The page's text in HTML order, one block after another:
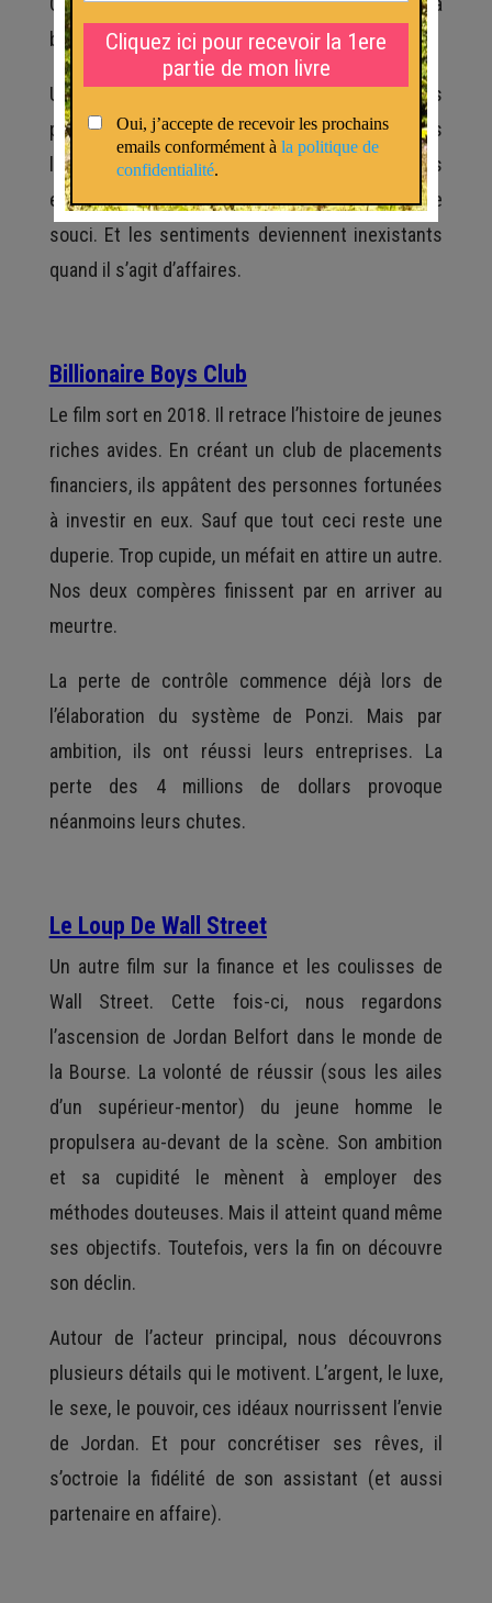
bourse de Wall Street.
Un détail jugé insignifiant peut finir en gros
problème sur les bras. Si nous restons dans
l’esprit de l’investisseur, nous devons toujours
essayer de trouver une solution pour résoudre le
souci. Et les sentiments deviennent inexistants
quand il s’agit d’affaires.
Billionaire Boys Club
Le film sort en 2018. Il retrace l’histoire de jeunes
riches avides. En créant un club de placements
financiers, ils appâtent des personnes fortunées
à investir en eux. Sauf que tout ceci reste une
duperie. Trop cupide, un méfait en attire un autre.
Nos deux compères finissent par en arriver au
meurtre.
La perte de contrôle commence déjà lors de
l’élaboration du système de Ponzi. Mais par
ambition, ils ont réussi leurs entreprises. La
perte des 4 millions de dollars provoque
néanmoins leurs chutes.
Le Loup De Wall Street
Un autre film sur la finance et les coulisses de
Wall Street. Cette fois-ci, nous regardons
l’ascension de Jordan Belfort dans le monde de
la Bourse. La volonté de réussir (sous les ailes
d’un supérieur-mentor) du jeune homme le
propulsera au-devant de la scène. Son ambition
et sa cupidité le mènent à employer des
méthodes douteuses. Mais il atteint quand même
ses objectifs. Toutefois, vers la fin on découvre
son déclin.
Autour de l’acteur principal, nous découvrons
plusieurs détails qui le motivent. L’argent, le luxe,
le sexe, le pouvoir, ces idéaux nourrissent l’envie
de Jordan. Et pour concrétiser ses rêves, il
s’octroie la fidélité de son assistant (et aussi
partenaire en affaire).